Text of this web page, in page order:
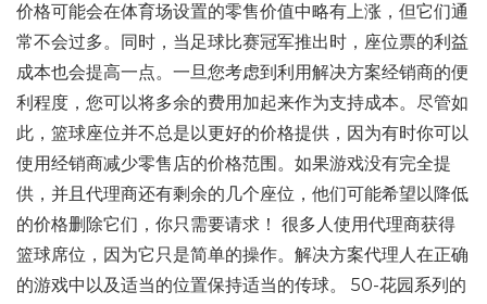
价格可能会在体育场设置的零售价值中略有上涨，但它们通
常不会过多。同时，当足球比赛冠军推出时，座位票的利益
成本也会提高一点。一旦您考虑到利用解决方案经销商的便
利程度，您可以将多余的费用加起来作为支持成本。尽管如
此，篮球座位并不总是以更好的价格提供，因为有时你可以
使用经销商减少零售店的价格范围。如果游戏没有完全提
供，并且代理商还有剩余的几个座位，他们可能希望以降低
的价格删除它们，你只需要请求！ 很多人使用代理商获得
篮球席位，因为它只是简单的操作。解决方案代理人在正确
的游戏中以及适当的位置保持适当的传球。 50-花园系列的